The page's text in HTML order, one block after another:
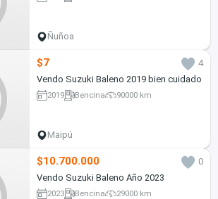
Ñuñoa
$7
4
Vendo Suzuki Baleno 2019 bien cuidado
2019 Bencina 90000 km
Maipú
$10.700.000
0
Vendo Suzuki Baleno Año 2023
2023 Bencina 29000 km